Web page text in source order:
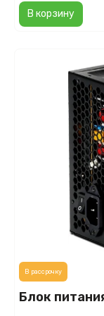
В корзину
Блок
В рассрочку